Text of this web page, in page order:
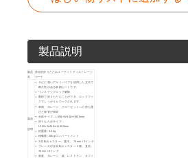
製品説明
製品
名
多目的折りたたみユーティリティストレージ
カート
製品
説明
サビに強いアルミパイプを使用した丈夫で
耐久性のある収納カートです。
ワンステップロック解除
数秒で折りたたむことができ、ロックフッ
クでしっかりとロックされます。
車両、ガレージ、クローゼットへの持ち運
びと保管が簡単
全体サイズ：L658×W440×H855mm
折りたたみサイズ：
L200×W440×H1080mm
約重量: 5.2kg
積載量: 20kg/コンパートメント
2 回転キャスター、直径。 75mm / 3インチ
ブレーキ付き回転キャスター 2 個、直径。
75mm / 3インチ
家庭、ガレージ、庭、レストラン、オフィ